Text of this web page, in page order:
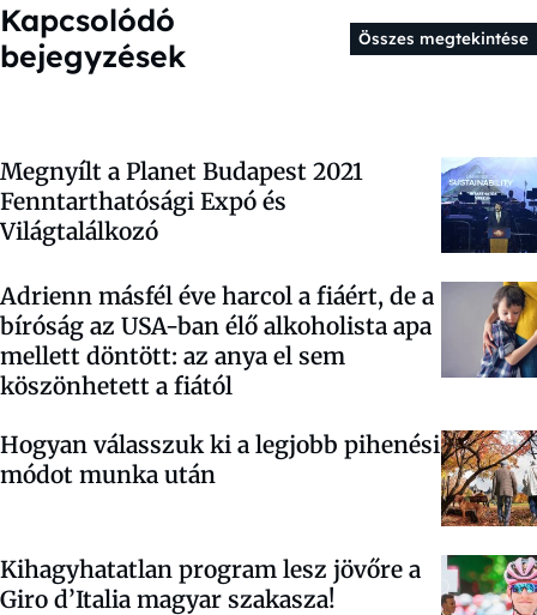
Kapcsolódó
bejegyzések
Összes megtekintése
Megnyílt a Planet Budapest 2021
Fenntarthatósági Expó és
Világtalálkozó
Adrienn másfél éve harcol a fiáért, de a
bíróság az USA-ban élő alkoholista apa
mellett döntött: az anya el sem
köszönhetett a fiától
Hogyan válasszuk ki a legjobb pihenési
módot munka után
Kihagyhatatlan program lesz jövőre a
Giro d’Italia magyar szakasza!